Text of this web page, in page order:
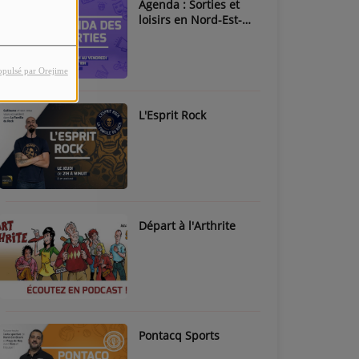
par Orejime
Agenda : Sorties et
loisirs en Nord-Est-
L'Esprit Rock
Départ à l'Arthrite
Pontacq Sports